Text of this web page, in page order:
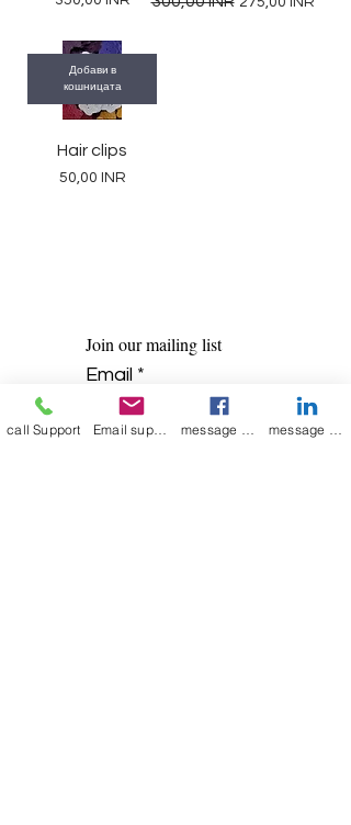
Добави в
кошницата
Hair clips
Цена
50,00 INR
Join our mailing list
Email *
call Support Email support